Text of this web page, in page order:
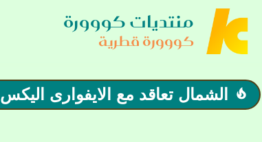
منتديات كووورة
كووورة قطرية
 الشمال تعاقد مع الايفوارى اليكس